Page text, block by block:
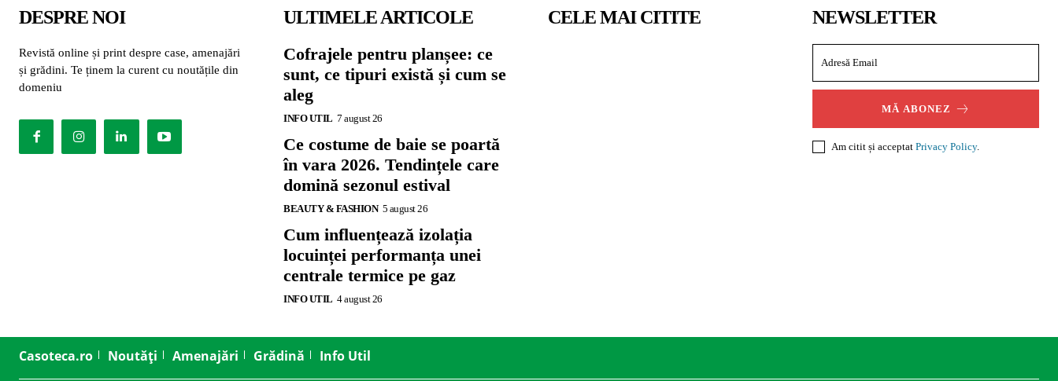
DESPRE NOI
Revistă online și print despre case, amenajări
și grădini. Te ținem la curent cu noutățile din
domeniu
ULTIMELE ARTICOLE
Cofrajele pentru planșee: ce
sunt, ce tipuri există și cum se
aleg
INFO UTIL 7 august 26
Ce costume de baie se poartă
în vara 2026. Tendințele care
domină sezonul estival
BEAUTY & FASHION 5 august 26
Cum influențează izolația
locuinței performanța unei
centrale termice pe gaz
INFO UTIL 4 august 26
CELE MAI CITITE NEWSLETTER
MĂ ABONEZ
Am citit și acceptat Privacy Policy.
Casoteca.ro Noutăți Amenajări Grădină Info Util